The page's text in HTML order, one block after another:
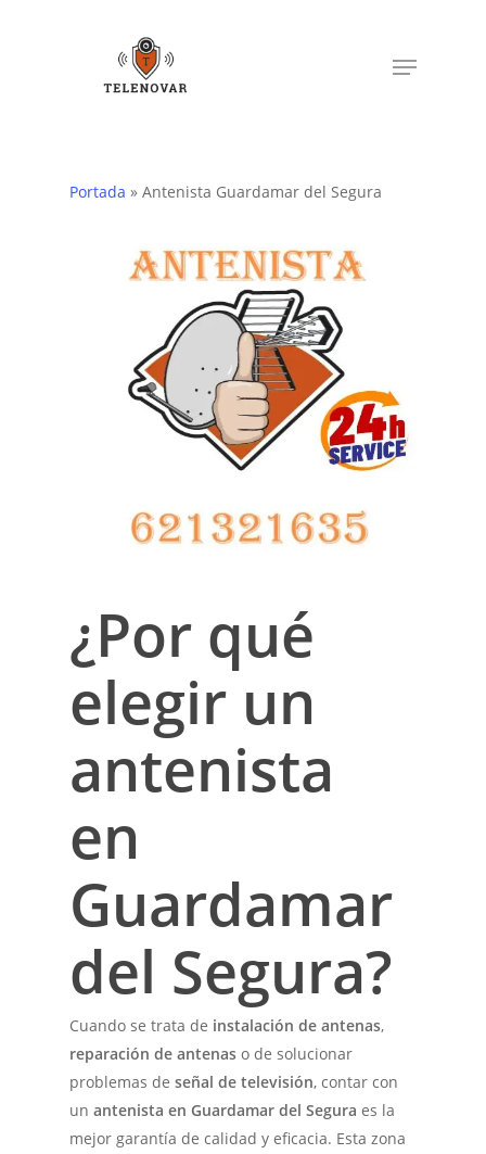
Menu
Portada » Antenista Guardamar del Segura
¿Por qué
elegir un
antenista
en
Guardamar
del Segura?
Cuando se trata de instalación de antenas,
reparación de antenas o de solucionar
problemas deseñal de televisión, contar con
unantenista en Guardamar del Segura es la
mejor garantía de calidad y eficacia. Esta zona